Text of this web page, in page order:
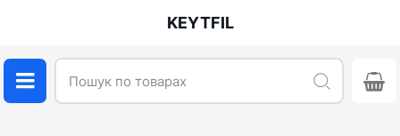
KEYTFIL